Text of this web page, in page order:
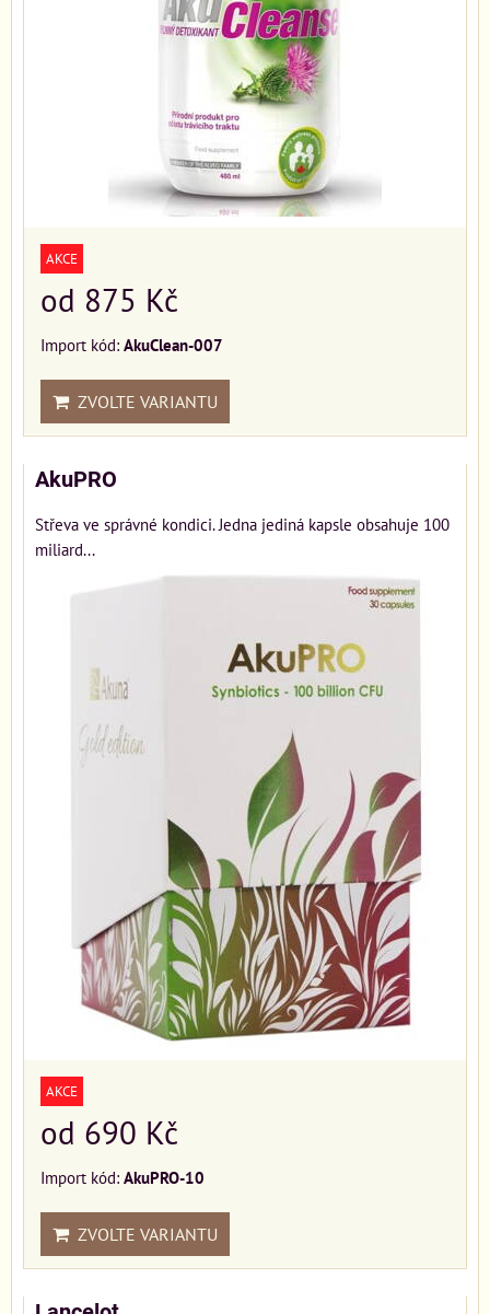
AKCE
od 875 Kč
Import kód: AkuClean-007
ZVOLTE VARIANTU
AkuPRO
Střeva ve správné kondici. Jedna jediná kapsle obsahuje 100
miliard...
AKCE
od 690 Kč
Import kód: AkuPRO-10
ZVOLTE VARIANTU